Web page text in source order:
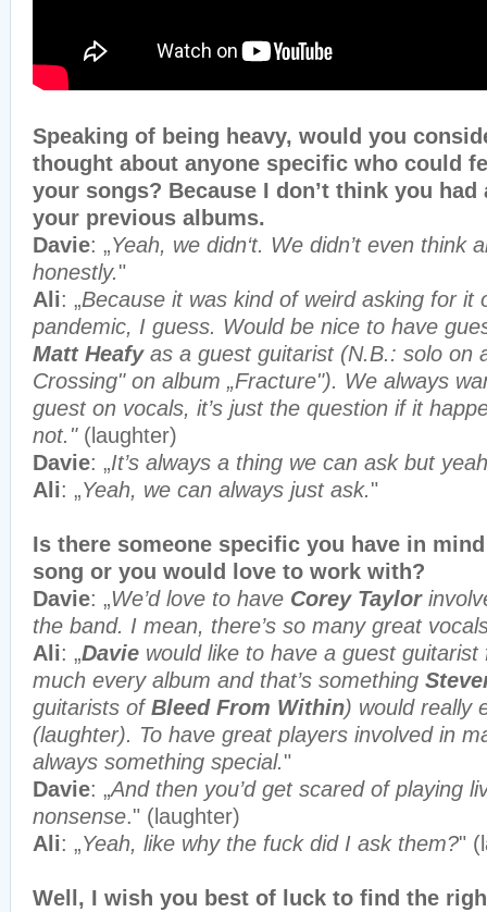
Speaking of being heavy, would you
thought about anyone specific who could
your songs? Because I don’t think you
your previous albums.
Davie: „Yeah, we didn‘t. We didn’t even think
honestly."
Ali: „Because it was kind of weird asking for it
pandemic, I guess. Would be nice to have
Matt Heafyas a guest guitarist (N.B.: solo on
Crossing" on album „Fracture"). We always
guest on vocals, it’s just the question if it
not."(laughter)
Davie: „It’s always a thing we can ask but
Ali: „Yeah, we can always just ask."
Is there someone specific you have in
song or you would love to work with?
Davie: „We’d love to have Corey Taylor
the band. I mean, there’s so many great
Ali: „Davie would like to have a guest
much every album and that’s something
guitarists ofBleed From Within) would really
(laughter). To have great players involved in
always something special."
Davie: „And then you’d get scared of playing
nonsense." (laughter)
Ali: „Yeah, like why the fuck did I ask them?"
Well, I wish you best of luck to find the